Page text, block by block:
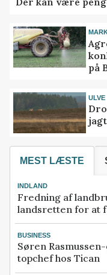
på
ULVE
MEST LÆSTE
INDLAND
Fredning af
landsretten for at
BUSINESS
Søren
topchef hos Tican